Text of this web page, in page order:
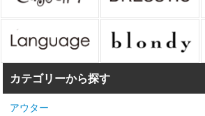
カテゴリーから探す
アウター